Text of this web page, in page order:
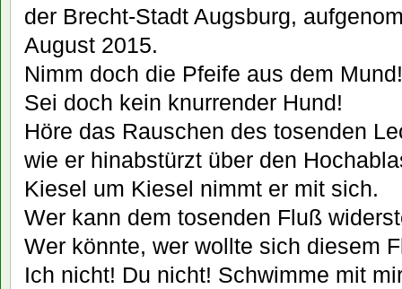
der Brecht-Stadt Augsburg,
August 2015.
Nimm doch die Pfeife aus dem Mund!
Sei doch kein knurrender Hund!
Höre das Rauschen des tosenden
wie er hinabstürzt über den
Kiesel um Kiesel nimmt er mit sich.
Wer kann dem tosenden Fluß
Wer könnte, wer wollte sich diesem
Ich nicht! Du nicht! Schwimme mit